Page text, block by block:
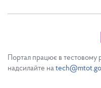
Портал працює в тестовому
надсилайте на